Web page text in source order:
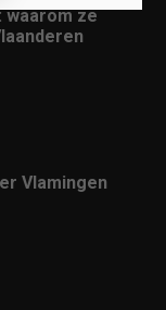
waarom ze
Vlamingen